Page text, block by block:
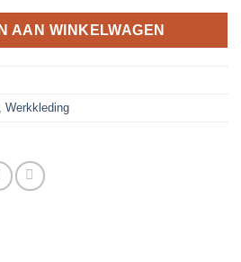
AAN WINKELWAGEN
, Werkkleding